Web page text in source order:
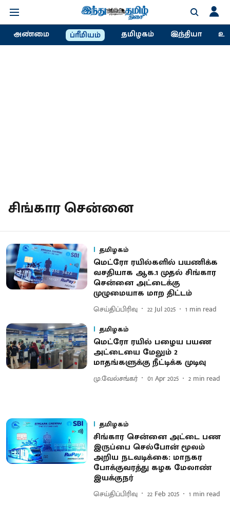
அண்மை ப்ரீமியம் தமிழகம் இந்தியா
சிங்கார சென்னை
தமிழகம்
மெட்ரோ ரயில்களில் பயணிக்க
வசதியாக ஆக.1 முதல் சிங்கார
சென்னை அட்டைக்கு
முழுமையாக மாற திட்டம்
செய்திப்பிரிவு 22 Jul 2025 1 min read
தமிழகம்
மெட்ரோ ரயில் பழைய பயண
அட்​டை​யை மேலும் 2
மாதங்களுக்கு நீட்டிக்க முடிவு
மு.வேல்சங்கர் 01 Apr 2025 2 min read
தமிழகம்
சிங்கார சென்னை அட்டை பண
இருப்பை செல்போன் மூலம்
அறிய நடவடிக்கை: மாநகர
போக்குவரத்து கழக மேலாண்
இயக்குநர்
செய்திப்பிரிவு 22 Feb 2025 1 min read